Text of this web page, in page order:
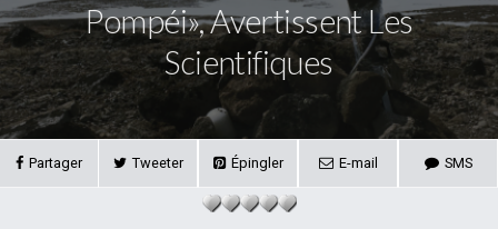
Pompéi», Avertissent Les
Scientifiques
Partager Tweeter Épingler E-mail SMS